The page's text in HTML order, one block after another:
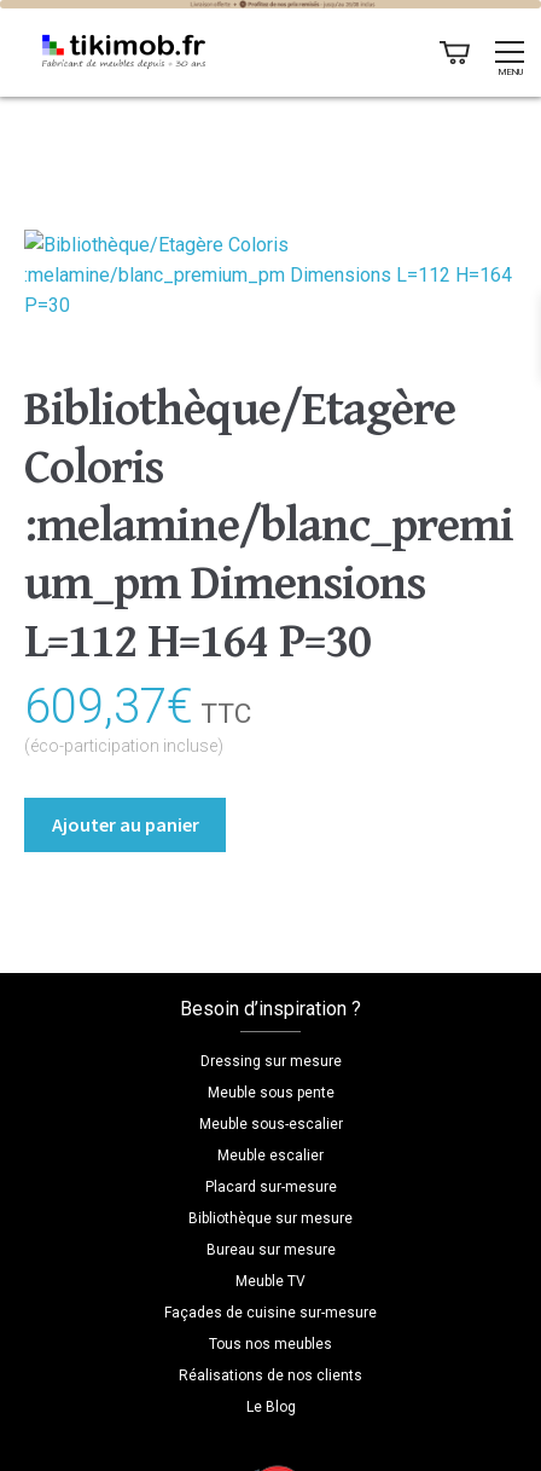
MENU
Bibliothèque/Etagère
Coloris
:melamine/blanc_premi
um_pm Dimensions
L=112 H=164 P=30
609,37€ TTC
(éco-participation incluse)
Ajouter au panier
Besoin d’inspiration ?
Dressing sur mesure
Meuble sous pente
Meuble sous-escalier
Meuble escalier
Placard sur-mesure
Bibliothèque sur mesure
Bureau sur mesure
Meuble TV
Façades de cuisine sur-mesure
Tous nos meubles
Réalisations de nos clients
Le Blog